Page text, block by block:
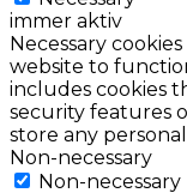
immer aktiv
Necessary
website to
includes cookies
security features
store any
Non-necessary
Non-necessary